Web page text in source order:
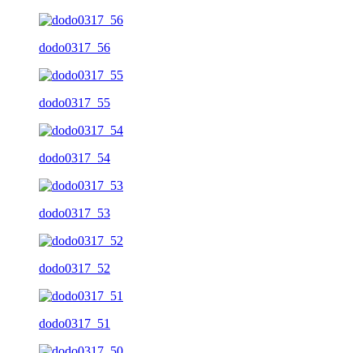
dodo0317_56
dodo0317_55
dodo0317_54
dodo0317_53
dodo0317_52
dodo0317_51